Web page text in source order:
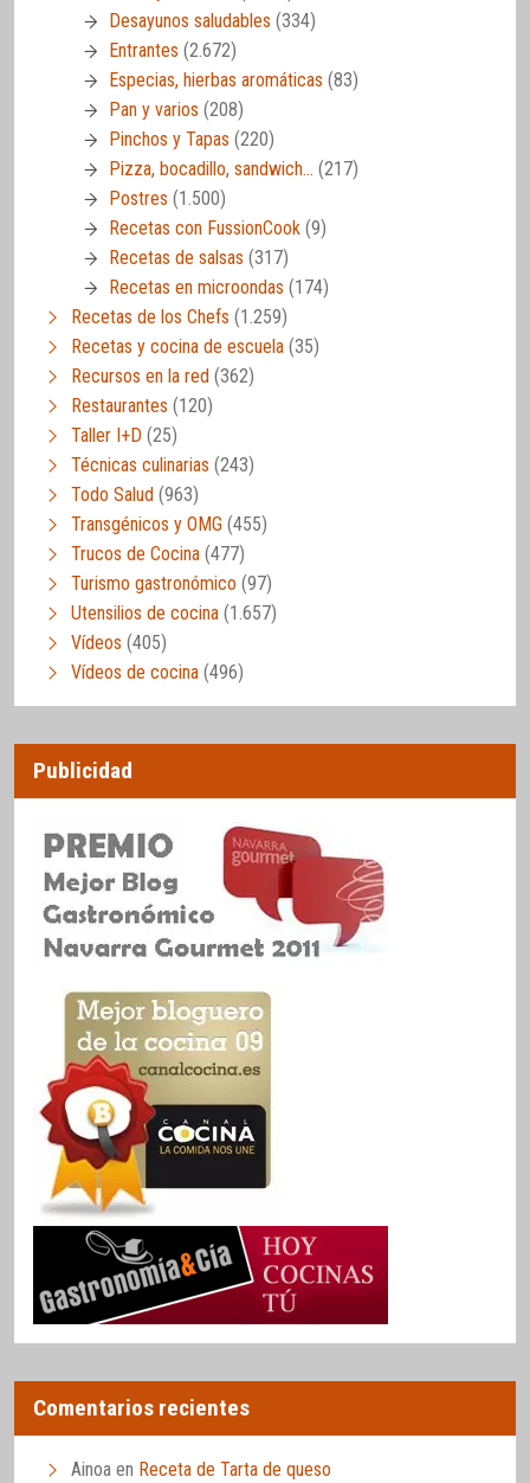
Desayunos saludables (334)
Entrantes (2.672)
Especias, hierbas aromáticas (83)
Pan y varios (208)
Pinchos y Tapas (220)
Pizza, bocadillo, sandwich… (217)
Postres (1.500)
Recetas con FussionCook (9)
Recetas de salsas (317)
Recetas en microondas (174)
Recetas de los Chefs (1.259)
Recetas y cocina de escuela (35)
Recursos en la red (362)
Restaurantes (120)
Taller I+D (25)
Técnicas culinarias (243)
Todo Salud (963)
Transgénicos y OMG (455)
Trucos de Cocina (477)
Turismo gastronómico (97)
Utensilios de cocina (1.657)
Vídeos (405)
Vídeos de cocina (496)
Publicidad
Comentarios recientes
Ainoa en Receta de Tarta de queso